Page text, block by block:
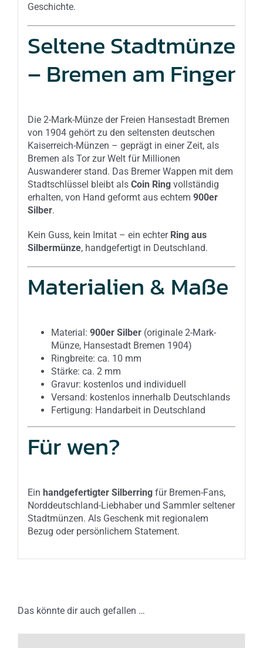
Geschichte.
Seltene Stadtmünze
– Bremen am Finger
Die 2-Mark-Münze der Freien Hansestadt Bremen
von 1904 gehört zu den seltensten deutschen
Kaiserreich-Münzen – geprägt in einer Zeit, als
Bremen als Tor zur Welt für Millionen
Auswanderer stand. Das Bremer Wappen mit dem
Stadtschlüssel bleibt als Coin Ringvollständig
erhalten, von Hand geformt aus echtem 900er
Silber.
Kein Guss, kein Imitat – ein echter Ring aus
Silbermünze, handgefertigt in Deutschland.
Materialien & Maße
Material: 900er Silber(originale 2-Mark-
Münze, Hansestadt Bremen 1904)
Ringbreite: ca. 10 mm
Stärke: ca. 2 mm
Gravur: kostenlos und individuell
Versand: kostenlos innerhalb Deutschlands
Fertigung: Handarbeit in Deutschland
Für wen?
Ein handgefertigter Silberringfür Bremen-Fans,
Norddeutschland-Liebhaber und Sammler seltener
Stadtmünzen. Als Geschenk mit regionalem
Bezug oder persönlichem Statement.
Das könnte dir auch gefallen …